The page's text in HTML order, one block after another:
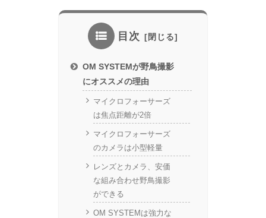
目次
OM SYSTEMが野鳥撮影
にオススメの理由
マイクロフォーサーズ
は焦点距離が2倍
マイクロフォーサーズ
のカメラは小型軽量
レンズとカメラ、安価
な組み合わせ野鳥撮影
ができる
OM SYSTEMは強力な